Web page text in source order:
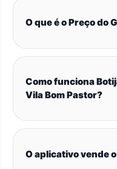
O que é o Preço do
Como funciona
Vila Bom Pastor?
O aplicativo vende